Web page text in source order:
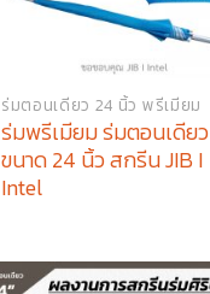
ร่มตอนเดียว 24 นิ้ว พรีเมียม
ร่มพรีเมียม ร่มตอนเดียว
ขนาด 24 นิ้ว สกรีน JIB I
Intel